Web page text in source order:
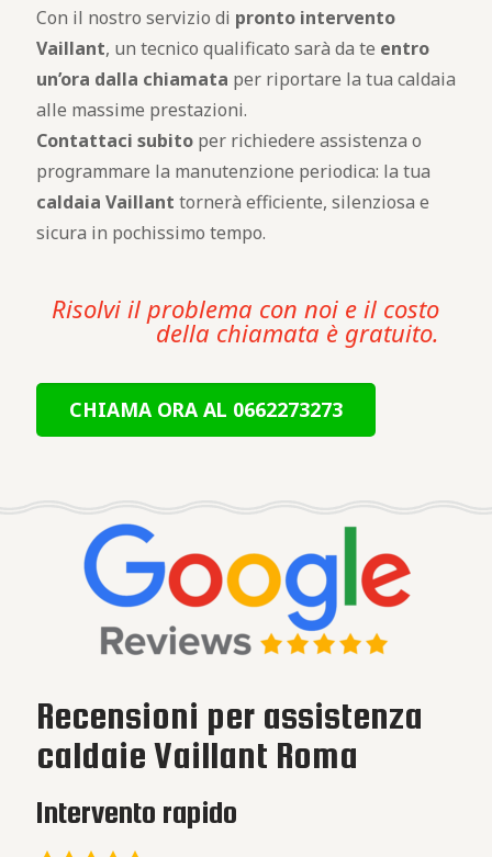
Con il nostro servizio di pronto intervento
Vaillant, un tecnico qualificato sarà da te entro
un’ora dalla chiamata per riportare la tua caldaia
alle massime prestazioni.
Contattaci subito per richiedere assistenza o
programmare la manutenzione periodica: la tua
caldaia Vaillant tornerà efficiente, silenziosa e
sicura in pochissimo tempo.
Risolvi il problema con noi e il costo
della chiamata è gratuito.
CHIAMA ORA AL 0662273273
Recensioni per assistenza
caldaie Vaillant Roma
Intervento rapido